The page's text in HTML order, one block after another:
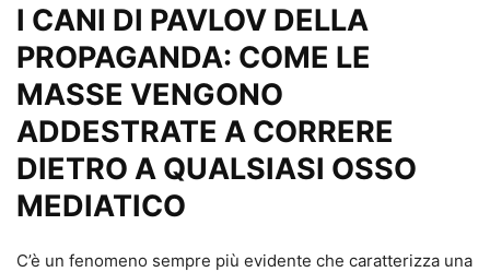
I CANI DI PAVLOV DELLA
PROPAGANDA: COME LE
MASSE VENGONO
ADDESTRATE A CORRERE
DIETRO A QUALSIASI OSSO
MEDIATICO
C’è un fenomeno sempre più evidente che caratterizza una